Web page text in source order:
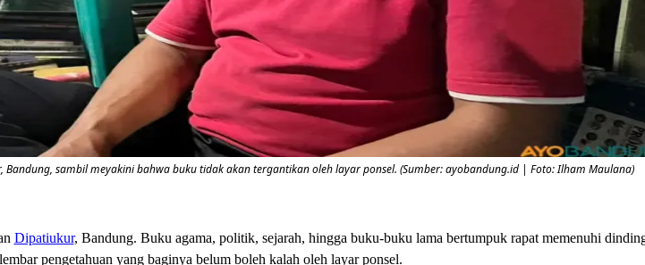
sambil meyakini bahwa buku tidak akan tergantikan oleh layar ponsel. (Sumber: ayobandung.id | Foto: Ilham Maulana)
Dipatiukur, Bandung. Buku agama, politik, sejarah, hingga buku-buku lama bertumpuk rapat memenuhi
pengetahuan yang baginya belum boleh kalah oleh layar ponsel.